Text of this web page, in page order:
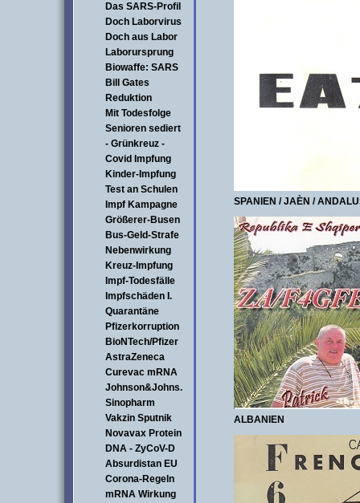
Das SARS-Profil
Doch Laborvirus
Doch aus Labor
Laborursprung
Biowaffe: SARS
Bill Gates
Reduktion
Mit Todesfolge
Senioren sediert
- Grünkreuz -
Covid Impfung
Kinder-Impfung
Test an Schulen
Impf Kampagne
Größerer-Busen
Bus-Geld-Strafe
Nebenwirkung
Kreuz-Impfung
Impf-Todesfälle
Impfschäden I.
Quarantäne
Pfizerkorruption
BioNTech/Pfizer
AstraZeneca
Curevac mRNA
Johnson&Johns.
Sinopharm
Vakzin Sputnik
Novavax Protein
DNA - ZyCoV-D
Absurdistan EU
Corona-Regeln
mRNA Wirkung
SPANIEN / JAÈN /
ALBANIEN